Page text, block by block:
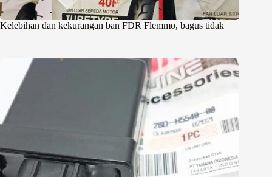
Kelebihan dan kekurangan ban FDR Flemmo, bagus tidak